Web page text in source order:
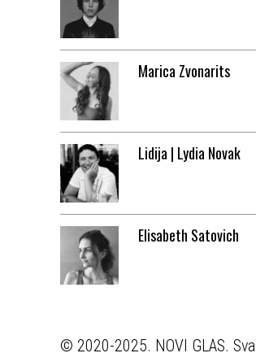
Marica Zvonarits
Lidija | Lydia Novak
Elisabeth Satovich
© 2020-2025. NOVI GLAS. Sva